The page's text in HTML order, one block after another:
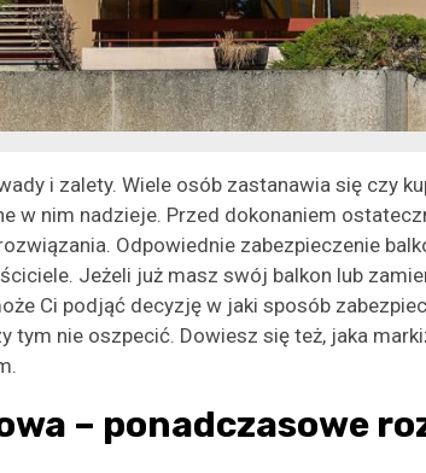
i zalety. Wiele osób zastanawia się czy
w nim nadzieje. Przed dokonaniem
Odpowiednie zabezpieczenie
Jeżeli już masz swój balkon lub
Ci podjąć decyzję w jaki sposób
tym nie oszpecić. Dowiesz się też, jaka
– ponadczasowe